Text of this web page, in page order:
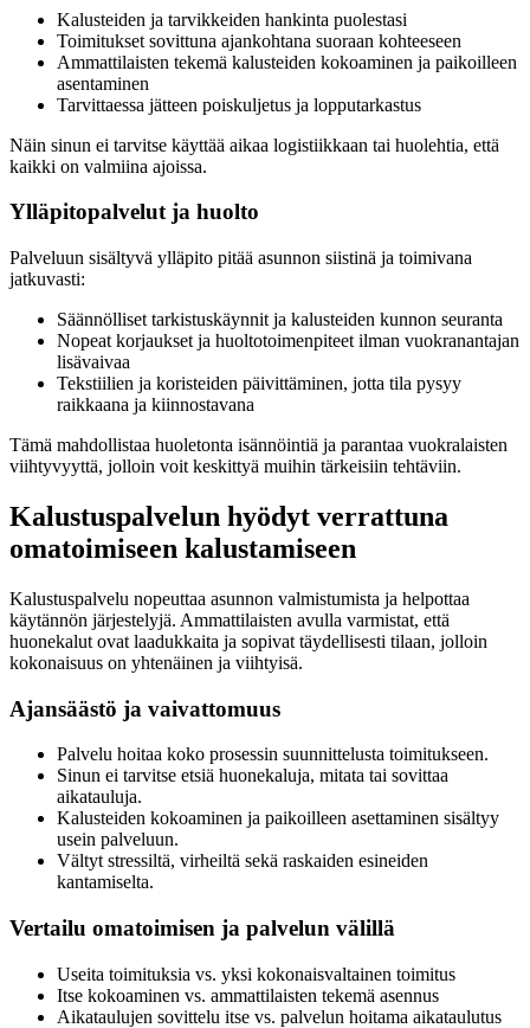
Kalusteiden ja tarvikkeiden hankinta puolestasi
Toimitukset sovittuna ajankohtana suoraan kohteeseen
Ammattilaisten tekemä kalusteiden kokoaminen ja paikoilleen
asentaminen
Tarvittaessa jätteen poiskuljetus ja lopputarkastus
Näin sinun ei tarvitse käyttää aikaa logistiikkaan tai huolehtia, että
kaikki on valmiina ajoissa.
Ylläpitopalvelut ja huolto
Palveluun sisältyvä ylläpito pitää asunnon siistinä ja toimivana
jatkuvasti:
Säännölliset tarkistuskäynnit ja kalusteiden kunnon seuranta
Nopeat korjaukset ja huoltotoimenpiteet ilman vuokranantajan
lisävaivaa
Tekstiilien ja koristeiden päivittäminen, jotta tila pysyy
raikkaana ja kiinnostavana
Tämä mahdollistaa huoletonta isännöintiä ja parantaa vuokralaisten
viihtyvyyttä, jolloin voit keskittyä muihin tärkeisiin tehtäviin.
Kalustuspalvelun hyödyt verrattuna
omatoimiseen kalustamiseen
Kalustuspalvelu nopeuttaa asunnon valmistumista ja helpottaa
käytännön järjestelyjä. Ammattilaisten avulla varmistat, että
huonekalut ovat laadukkaita ja sopivat täydellisesti tilaan, jolloin
kokonaisuus on yhtenäinen ja viihtyisä.
Ajansäästö ja vaivattomuus
Palvelu hoitaa koko prosessin suunnittelusta toimitukseen.
Sinun ei tarvitse etsiä huonekaluja, mitata tai sovittaa
aikatauluja.
Kalusteiden kokoaminen ja paikoilleen asettaminen sisältyy
usein palveluun.
Vältyt stressiltä, virheiltä sekä raskaiden esineiden
kantamiselta.
Vertailu omatoimisen ja palvelun välillä
Useita toimituksia vs. yksi kokonaisvaltainen toimitus
Itse kokoaminen vs. ammattilaisten tekemä asennus
Aikataulujen sovittelu itse vs. palvelun hoitama aikataulutus